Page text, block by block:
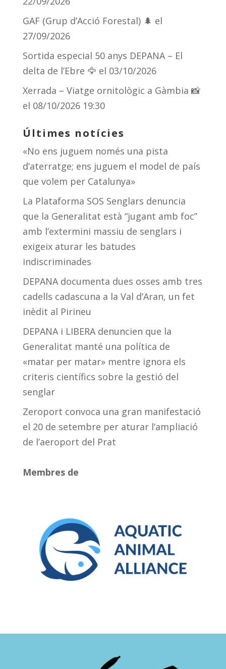
GAF (Grup d’Acció Forestal) 🌲 el
27/09/2026
Sortida especial 50 anys DEPANA – El
delta de l’Ebre 🦅 el 03/10/2026
Xerrada – Viatge ornitològic a Gàmbia 📸
el 08/10/2026 19:30
Últimes notícies
«No ens juguem només una pista
d’aterratge; ens juguem el model de país
que volem per Catalunya»
La Plataforma SOS Senglars denuncia
que la Generalitat està “jugant amb foc”
amb l’extermini massiu de senglars i
exigeix aturar les batudes
indiscriminades
DEPANA documenta dues osses amb tres
cadells cadascuna a la Val d’Aran, un fet
inèdit al Pirineu
DEPANA i LIBERA denuncien que la
Generalitat manté una política de
«matar per matar» mentre ignora els
criteris científics sobre la gestió del
senglar
Zeroport convoca una gran manifestació
el 20 de setembre per aturar l’ampliació
de l’aeroport del Prat
Membres de